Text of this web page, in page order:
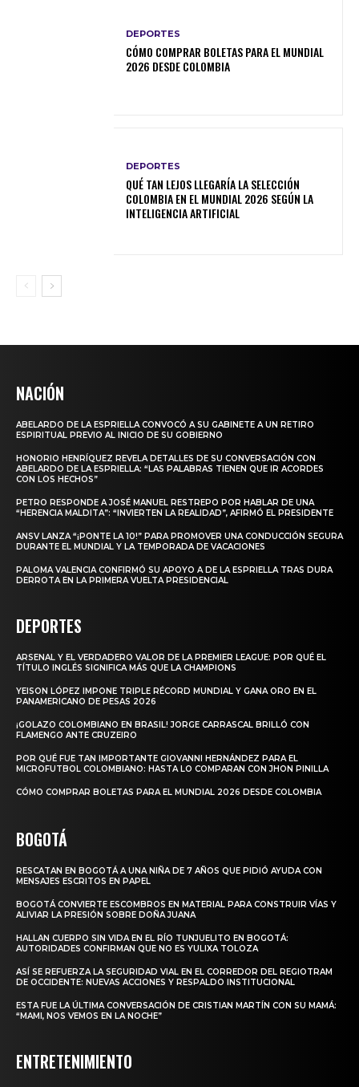
DEPORTES
CÓMO COMPRAR BOLETAS PARA EL MUNDIAL
2026 DESDE COLOMBIA
DEPORTES
QUÉ TAN LEJOS LLEGARÍA LA SELECCIÓN
COLOMBIA EN EL MUNDIAL 2026 SEGÚN LA
INTELIGENCIA ARTIFICIAL
NACIÓN
ABELARDO DE LA ESPRIELLA CONVOCÓ A SU GABINETE A UN RETIRO
ESPIRITUAL PREVIO AL INICIO DE SU GOBIERNO
HONORIO HENRÍQUEZ REVELA DETALLES DE SU CONVERSACIÓN CON
ABELARDO DE LA ESPRIELLA: “LAS PALABRAS TIENEN QUE IR ACORDES
CON LOS HECHOS”
PETRO RESPONDE A JOSÉ MANUEL RESTREPO POR HABLAR DE UNA
“HERENCIA MALDITA”: “INVIERTEN LA REALIDAD”, AFIRMÓ EL PRESIDENTE
ANSV LANZA “¡PONTE LA 10!” PARA PROMOVER UNA CONDUCCIÓN SEGURA
DURANTE EL MUNDIAL Y LA TEMPORADA DE VACACIONES
PALOMA VALENCIA CONFIRMÓ SU APOYO A DE LA ESPRIELLA TRAS DURA
DERROTA EN LA PRIMERA VUELTA PRESIDENCIAL
DEPORTES
ARSENAL Y EL VERDADERO VALOR DE LA PREMIER LEAGUE: POR QUÉ EL
TÍTULO INGLÉS SIGNIFICA MÁS QUE LA CHAMPIONS
YEISON LÓPEZ IMPONE TRIPLE RÉCORD MUNDIAL Y GANA ORO EN EL
PANAMERICANO DE PESAS 2026
¡GOLAZO COLOMBIANO EN BRASIL! JORGE CARRASCAL BRILLÓ CON
FLAMENGO ANTE CRUZEIRO
POR QUÉ FUE TAN IMPORTANTE GIOVANNI HERNÁNDEZ PARA EL
MICROFUTBOL COLOMBIANO: HASTA LO COMPARAN CON JHON PINILLA
CÓMO COMPRAR BOLETAS PARA EL MUNDIAL 2026 DESDE COLOMBIA
BOGOTÁ
RESCATAN EN BOGOTÁ A UNA NIÑA DE 7 AÑOS QUE PIDIÓ AYUDA CON
MENSAJES ESCRITOS EN PAPEL
BOGOTÁ CONVIERTE ESCOMBROS EN MATERIAL PARA CONSTRUIR VÍAS Y
ALIVIAR LA PRESIÓN SOBRE DOÑA JUANA
HALLAN CUERPO SIN VIDA EN EL RÍO TUNJUELITO EN BOGOTÁ:
AUTORIDADES CONFIRMAN QUE NO ES YULIXA TOLOZA
ASÍ SE REFUERZA LA SEGURIDAD VIAL EN EL CORREDOR DEL REGIOTRAM
DE OCCIDENTE: NUEVAS ACCIONES Y RESPALDO INSTITUCIONAL
ESTA FUE LA ÚLTIMA CONVERSACIÓN DE CRISTIAN MARTÍN CON SU MAMÁ:
“MAMI, NOS VEMOS EN LA NOCHE”
ENTRETENIMIENTO